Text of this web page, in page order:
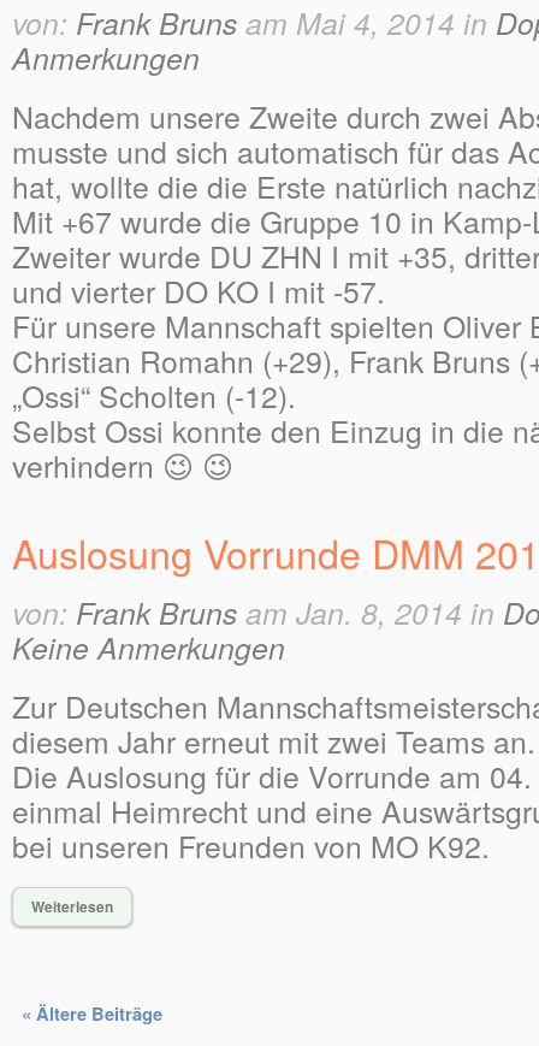
von: Frank Bruns am Mai 4, 2014 in
Anmerkungen
Nachdem unsere Zweite durch zwei
musste und sich automatisch für das
hat, wollte die die Erste natürlich
Mit +67 wurde die Gruppe 10 in
Zweiter wurde DU ZHN I mit +35,
und vierter DO KO I mit -57.
Für unsere Mannschaft spielten Oliver
Christian Romahn (+29), Frank Bruns
„Ossi“ Scholten (-12).
Selbst Ossi konnte den Einzug in die
verhindern 😉 😉
Auslosung Vorrunde DMM
von: Frank Bruns am Jan. 8, 2014 in
Keine Anmerkungen
Zur Deutschen
diesem Jahr erneut mit zwei Teams an.
Die Auslosung für die Vorrunde am
einmal Heimrecht und eine
bei unseren Freunden von MO K92.
Weiterlesen
« Ältere Beiträge